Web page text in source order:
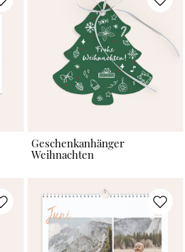
Geschenkanhänger
Weihnachten